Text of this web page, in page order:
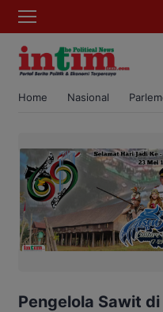
Home Nasional
Pengelola Sawit